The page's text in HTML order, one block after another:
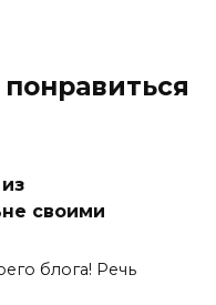
своими
блога! Речь